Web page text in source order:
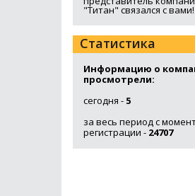
"Титан" связался с вами!
Статистика
Информацию о
просмотрели:
сегодня - 5
за весь период с
регистрации - 24707